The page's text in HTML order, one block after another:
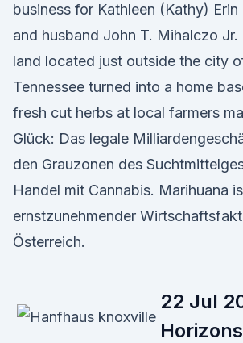
business for Kathleen (Kathy)
and husband John T. Mihalczo
land located just outside the city
Tennessee turned into a home
fresh cut herbs at local farmers
Glück: Das legale
den Grauzonen des
Handel mit Cannabis. Marihuana
ernstzunehmender
Österreich.
22 Jul